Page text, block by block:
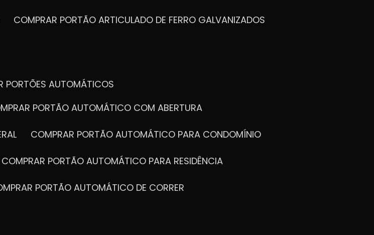
COMPRAR PORTÃO ARTICULADO DE FERRO GALVANIZADOS
PORTÕES AUTOMÁTICOS
PORTÃO AUTOMÁTICO COM ABERTURA
COMPRAR PORTÃO AUTOMÁTICO PARA CONDOMÍNIO
COMPRAR PORTÃO AUTOMÁTICO PARA RESIDÊNCIA
PORTÃO AUTOMÁTICO DE CORRER